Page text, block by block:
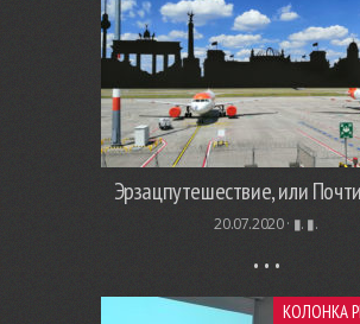
Эрзацпутешествие, или
20.07.2020 · ▮. ▮.
КОЛОНКА